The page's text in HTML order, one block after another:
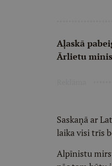
Aļaskā
Ārlietu
Saskaņā ar
laika visi trīs
Alpīnistu